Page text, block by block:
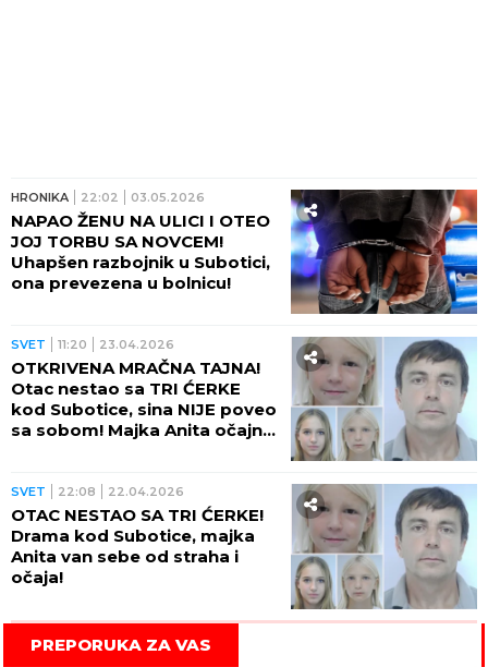
HRONIKA 22:02 03.05.2026
NAPAO ŽENU NA ULICI I OTEO
JOJ TORBU SA NOVCEM!
Uhapšen razbojnik u Subotici,
ona prevezena u bolnicu!
SVET 11:20 23.04.2026
OTKRIVENA MRAČNA TAJNA!
Otac nestao sa TRI ĆERKE
kod Subotice, sina NIJE poveo
sa sobom! Majka Anita očajna,
SVET 22:08 22.04.2026
OTAC NESTAO SA TRI ĆERKE!
Drama kod Subotice, majka
Anita van sebe od straha i
očaja!
PREPORUKA ZA VAS